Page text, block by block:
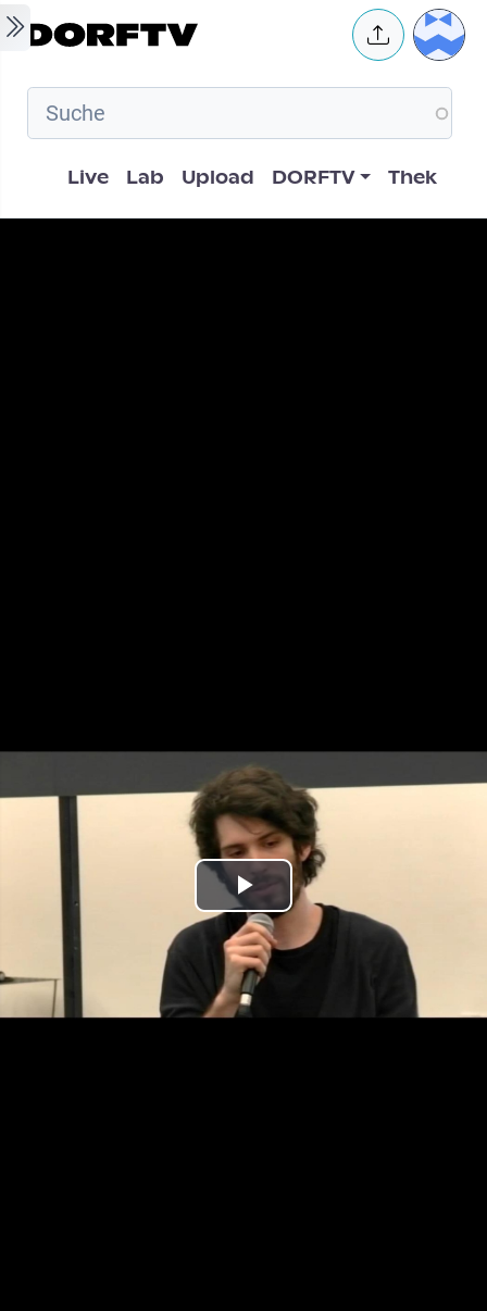
Skip to main content User
Hauptnavigation
Live Lab Upload DORFTV Thek
Play
Video